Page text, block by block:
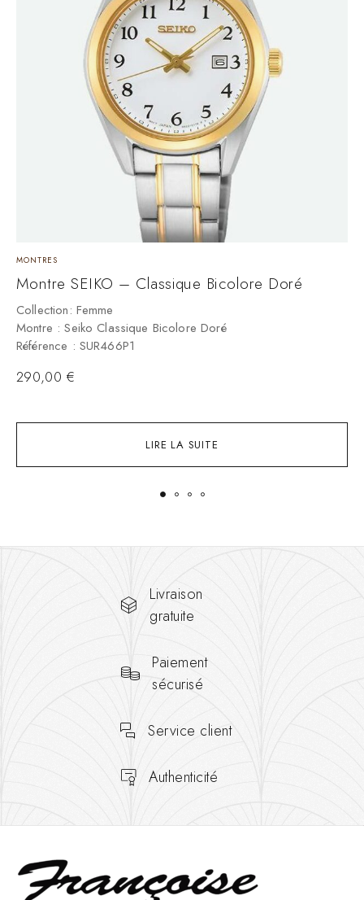
LIRE LA SUITE
MONTRES
Montre SEIKO – Classique Bicolore Doré
Collection: Femme
Montre : Seiko Classique Bicolore Doré
Référence : SUR466P1
290,00 €
Livraison
gratuite
Paiement
sécurisé
Service client
Authenticité